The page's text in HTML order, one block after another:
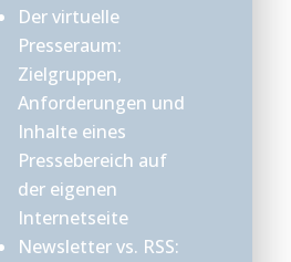
Der virtuelle
Presseraum:
Zielgruppen,
Anforderungen und
Inhalte eines
Pressebereich auf
der eigenen
Internetseite
Newsletter vs. RSS: